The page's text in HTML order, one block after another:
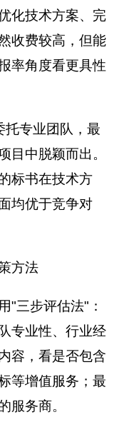
化技术方案、完
收费较高，但能
率角度看更具性
托专业团队 ，最
目中脱颖而出。
标书在技术方
均优于竞争对
方法
"三步评估法"：
专业性、行业经
容，看是否包含
等增值服务；最
服务商。